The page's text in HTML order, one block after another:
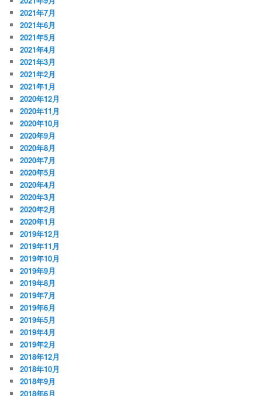
2021年7月
2021年6月
2021年5月
2021年4月
2021年3月
2021年2月
2021年1月
2020年12月
2020年11月
2020年10月
2020年9月
2020年8月
2020年7月
2020年5月
2020年4月
2020年3月
2020年2月
2020年1月
2019年12月
2019年11月
2019年10月
2019年9月
2019年8月
2019年7月
2019年6月
2019年5月
2019年4月
2019年2月
2018年12月
2018年10月
2018年9月
2018年6月